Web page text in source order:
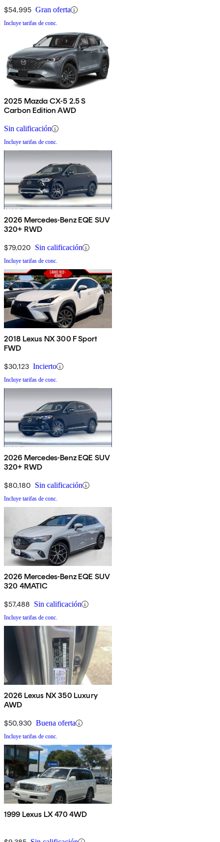
$54,995 Gran oferta
Incluye tarifas de conc.
2025 Mazda CX-5 2.5 S
Carbon Edition AWD
Sin calificación
Incluye tarifas de conc.
2026 Mercedes-Benz EQE SUV
320+ RWD
$79,020 Sin calificación
Incluye tarifas de conc.
2018 Lexus NX 300 F Sport
FWD
$30,123 Incierto
Incluye tarifas de conc.
2026 Mercedes-Benz EQE SUV
320+ RWD
$80,180 Sin calificación
Incluye tarifas de conc.
2026 Mercedes-Benz EQE SUV
320 4MATIC
$57,488 Sin calificación
Incluye tarifas de conc.
2026 Lexus NX 350 Luxury
AWD
$50,930 Buena oferta
Incluye tarifas de conc.
1999 Lexus LX 470 4WD